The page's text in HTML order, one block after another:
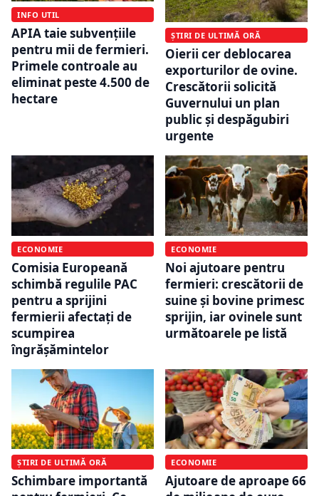
INFO UTIL
APIA taie subvențiile
pentru mii de fermieri.
Primele controale au
eliminat peste 4.500 de
hectare
ȘTIRI DE ULTIMĂ ORĂ
Oierii cer deblocarea
exporturilor de ovine.
Crescătorii solicită
Guvernului un plan
public și despăgubiri
urgente
ECONOMIE
Comisia Europeană
schimbă regulile PAC
pentru a sprijini
fermierii afectați de
scumpirea
îngrășămintelor
ECONOMIE
Noi ajutoare pentru
fermieri: crescătorii de
suine și bovine primesc
sprijin, iar ovinele sunt
următoarele pe listă
ȘTIRI DE ULTIMĂ ORĂ
Schimbare importantă
ECONOMIE
Ajutoare de aproape 66